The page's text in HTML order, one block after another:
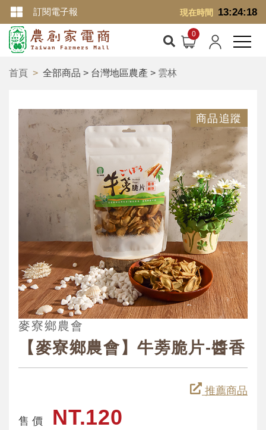
現在時間 13:24:18
訂閱電子報
首頁 全部商品 > 台灣地區農產 > 雲林
商品追蹤
麥寮鄉農會
【麥寮鄉農會】牛蒡脆片-醬香
推薦商品
售 價 NT.120